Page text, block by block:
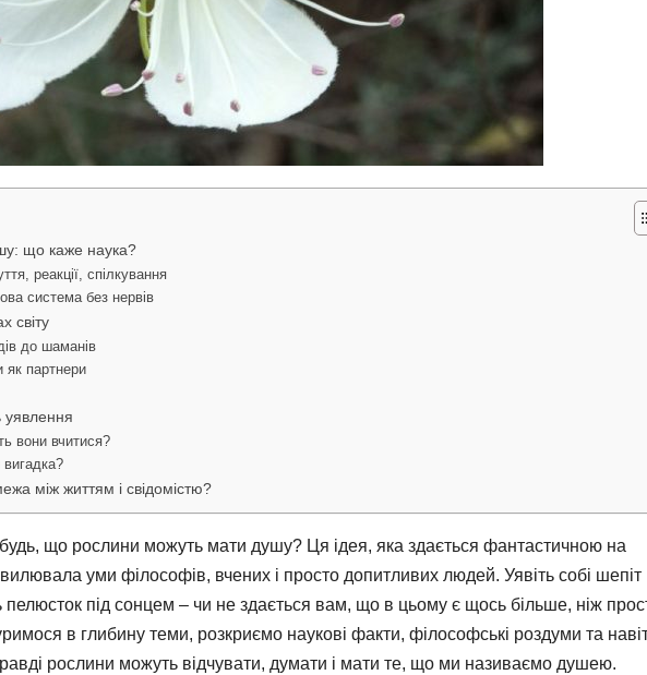
що каже наука?
реакції, спілкування
система без нервів
світу
до шаманів
як партнери
вони вчитися?
між життям і свідомістю?
що рослини можуть мати душу? Ця ідея, яка здається фантастичною на
уми філософів, вчених і просто допитливих людей. Уявіть собі шепіт
пелюсток під сонцем – чи не здається вам, що в цьому є щось більше, ніж
в глибину теми, розкриємо наукові факти, філософські роздуми та
рослини можуть відчувати, думати і мати те, що ми називаємо душею.